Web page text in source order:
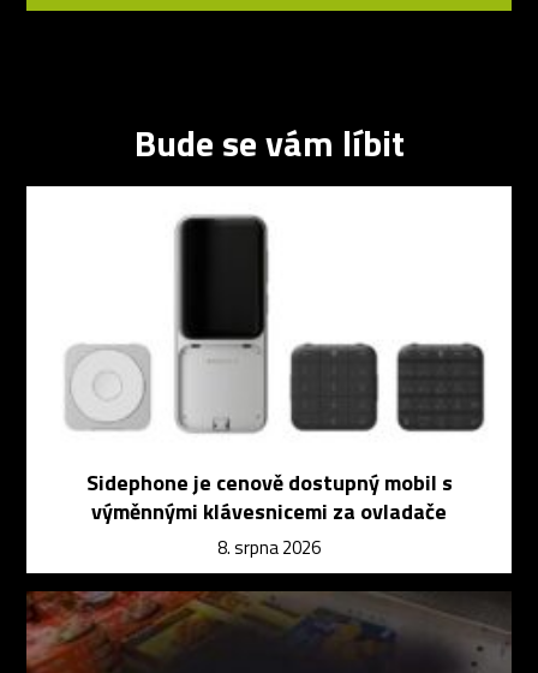
Bude se vám líbit
Sidephone je cenově dostupný mobil s
výměnnými klávesnicemi za ovladače
8. srpna 2026